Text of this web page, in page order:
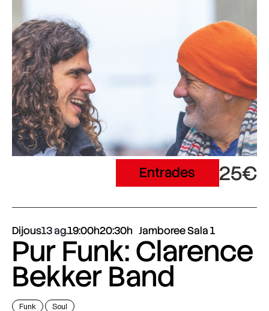
Entrades 25€
Dijous13 ag.19:00h20:30h Jamboree Sala 1
Pur Funk: Clarence
Bekker Band
Funk Soul